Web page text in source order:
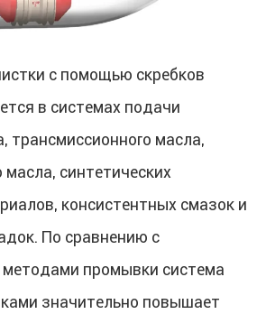
с помощью скребков
в системах подачи
трансмиссионного масла,
масла, синтетических
консистентных смазок и
По сравнению с
промывки система
значительно повышает